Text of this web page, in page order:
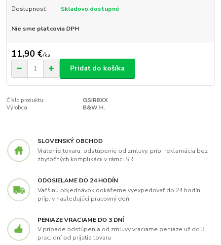
Dostupnosť: Skladovo dostupné
Nie sme platcovia DPH
11,90 €/ks
Pridať do košíka
Číslo produktu:
GSIR8XX
Výrobca:
B&W H.
SLOVENSKÝ OBCHOD
Vrátenie tovaru, odstúpenie od zmluvy, príp. reklamácia bez
zbytočných komplikácii v rámci SR
ODOSIELAME DO 24 HODÍN
Väčšinu objednávok dokážeme vyexpedovať do 24 hodín,
príp. v nasledujúci pracovný deň
PENIAZE VRACIAME DO 3 DNÍ
V prípade odstúpenia od zmluvy vraciame peniaze už do 3
prac. dní od prijatia tovaru